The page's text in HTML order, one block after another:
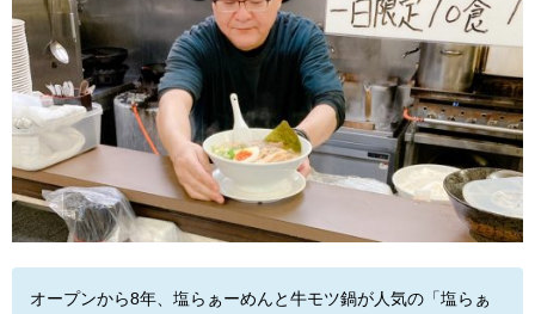
オープンから8年、塩らぁーめんと牛モツ鍋が人気の「塩らぁ